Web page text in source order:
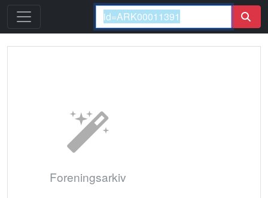
Foreningsarkiv